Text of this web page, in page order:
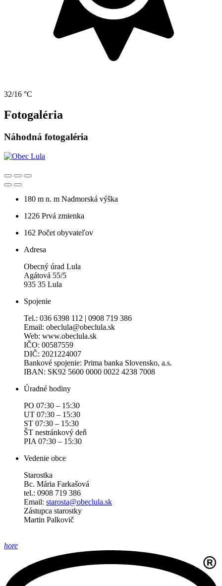
32/16 °C
Fotogaléria
Náhodná fotogaléria
180 m n. m Nadmorská výška
1226 Prvá zmienka
162 Počet obyvateľov
Adresa
Obecný úrad Lula
Agátová 55/5
935 35 Lula
Spojenie
Tel.: 036 6398 112 | 0908 719 386
Email: obeclula@obeclula.sk
Web: www.obeclula.sk
IČO: 00587559
DIČ: 2021224007
Bankové spojenie: Prima banka Slovensko, a.s.
IBAN: SK92 5600 0000 0022 4238 7008
Úradné hodiny
PO 07:30 – 15:30
UT 07:30 – 15:30
ST 07:30 – 15:30
ŠT nestránkový deň
PIA 07:30 – 15:30
Vedenie obce
Starostka
Bc. Mária Farkašová
tel.: 0908 719 386
Email: starosta@obeclula.sk
Zástupca starostky
Martin Palkovič
hore